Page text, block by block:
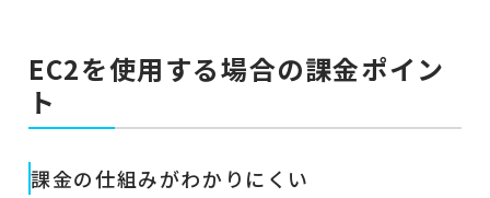
EC2を使用する場合の課金ポイン
ト
課金の仕組みがわかりにくい